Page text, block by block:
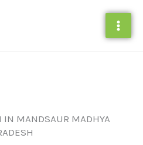
IN MANDSAUR MADHYA